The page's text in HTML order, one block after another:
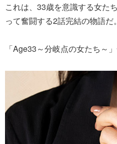
これは、33歳を意識する女た
って奮闘する2話完結の物語だ。
「Age33～分岐点の女たち～